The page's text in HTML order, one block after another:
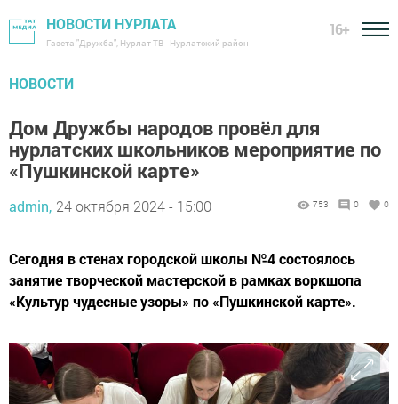
НОВОСТИ НУРЛАТА
Газета "Дружба", Нурлат ТВ - Нурлатский район
16+
НОВОСТИ
Дом Дружбы народов провёл для
нурлатских школьников мероприятие по
«Пушкинской карте»
admin, 24 октября 2024 - 15:00 753 0 0
Сегодня в стенах городской школы №4 состоялось
занятие творческой мастерской в рамках воркшопа
«Культур чудесные узоры» по «Пушкинской карте».